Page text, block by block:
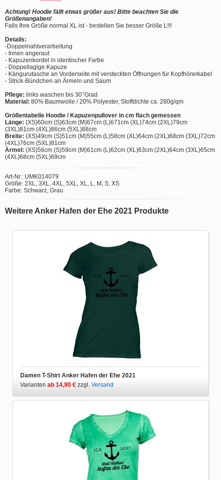
Achtung! Hoodie fällt etwas größer aus! Bitte beachten Sie die
Größenangaben!
Falls Ihre Größe normal XL ist - bestellen Sie besser Größe L!!!
Details:
-Doppelnahtverarbeitung
- Innen angeraut
- Kapuzenkordel in identischer Farbe
- Doppellagige Kapuze
- Kängurutasche an Vorderseite mit versteckten Öffnungen für Kopfhörerkabel
- Strick-Bündchen an Ärmeln und Saum
Pflege: links waschen bis 30°Grad
Material: 80% Baumwolle / 20% Polyester, Stoffdichte ca. 280g/qm
Größentabelle Hoodie / Kapuzenpullover in cm flach gemessen
Länge: (XS)60cm (S)63cm (M)67cm (L)671cm (XL)74cm (2XL)79cm
(3XL)81cm (4XL)86cm (5XL)88cm
Breite: (XS)49cm (S)51cm (M)55cm (L)58cm (XL)64cm (2XL)68cm (3XL)72cm
(4XL)76cm (5XL)81cm
Ärmel: (XS)56cm (S)59cm (M)61cm (L)62cm (XL)63cm (2XL)64cm (3XL)65cm
(4XL)68cm (5XL)69cm
Art-Nr.: UMK014079
Größe: 2XL, 3XL, 4XL, 5XL, XL, L, M, S, XS
Farbe: Schwarz, Grau
Weitere Anker Hafen der Ehe 2021 Produkte
Damen T-Shirt Anker Hafen der Ehe 2021
Varianten ab 14,90 € zzgl. Versand